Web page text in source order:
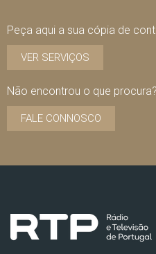
Peça aqui a sua cópia de
VER SERVIÇOS
Não encontrou o que procura?
FALE CONNOSCO